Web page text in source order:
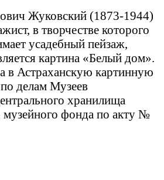
Жуковский (1873-1944)
в творчестве которого
усадебный пейзаж,
картина «Белый дом».
в Астраханскую картинную
делам Музеев
хранилища
музейного фонда по акту №